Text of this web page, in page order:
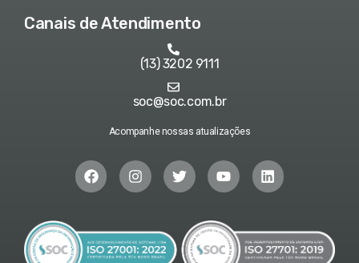
Canais de Atendimento
(13) 3202 9111
soc@soc.com.br
Acompanhe nossas atualizações